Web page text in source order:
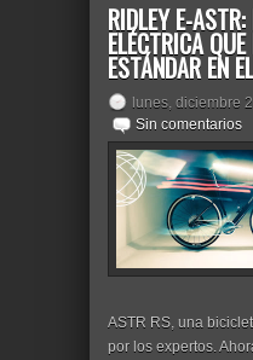
RIDLEY E-
ELÉCTRICA
ESTÁNDAR EN
lunes, diciembre
Sin comentarios
ASTR RS, una
por los expertos.